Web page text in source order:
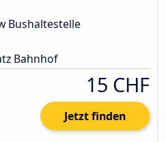
Bushaltestelle
Bahnhof
15 CHF
Jetzt finden